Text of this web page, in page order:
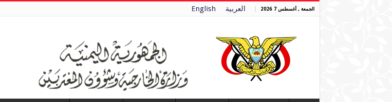
الجمعة , أغسطس 7 2026 العربية English